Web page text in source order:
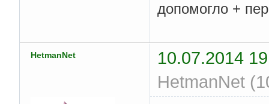
допомогло +
HetmanNet
10.07.2014
HetmanNet